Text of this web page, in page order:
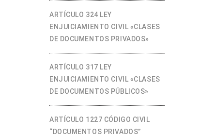
ARTÍCULO 324 LEY
ENJUICIAMIENTO CIVIL «CLASES
DE DOCUMENTOS PRIVADOS»
ARTÍCULO 317 LEY
ENJUICIAMIENTO CIVIL «CLASES
DE DOCUMENTOS PÚBLICOS»
ARTÍCULO 1227 CÓDIGO CIVIL
“DOCUMENTOS PRIVADOS”